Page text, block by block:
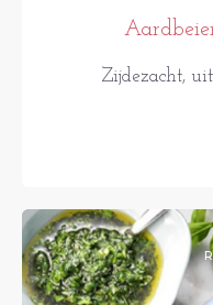
Zijdezacht,